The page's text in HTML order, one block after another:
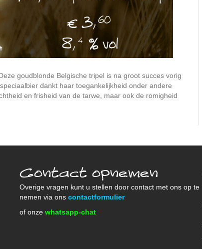
goudblonde Belgische tripel is na groot succes vorig
dankt haar toegankelijkheid onder andere
en frisheid van de tarwe, maar ook de romigheid
Contact opnemen
Overige vragen kunt u stellen door contact met ons op te
nemen via ons contactformulier
of onze whatsapp-chat